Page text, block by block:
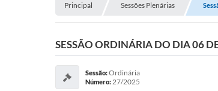
Principal Sessões Plenárias
SESSÃO ORDINÁRIA DO DIA 06
Sessão:Ordinária
Número:27/2025